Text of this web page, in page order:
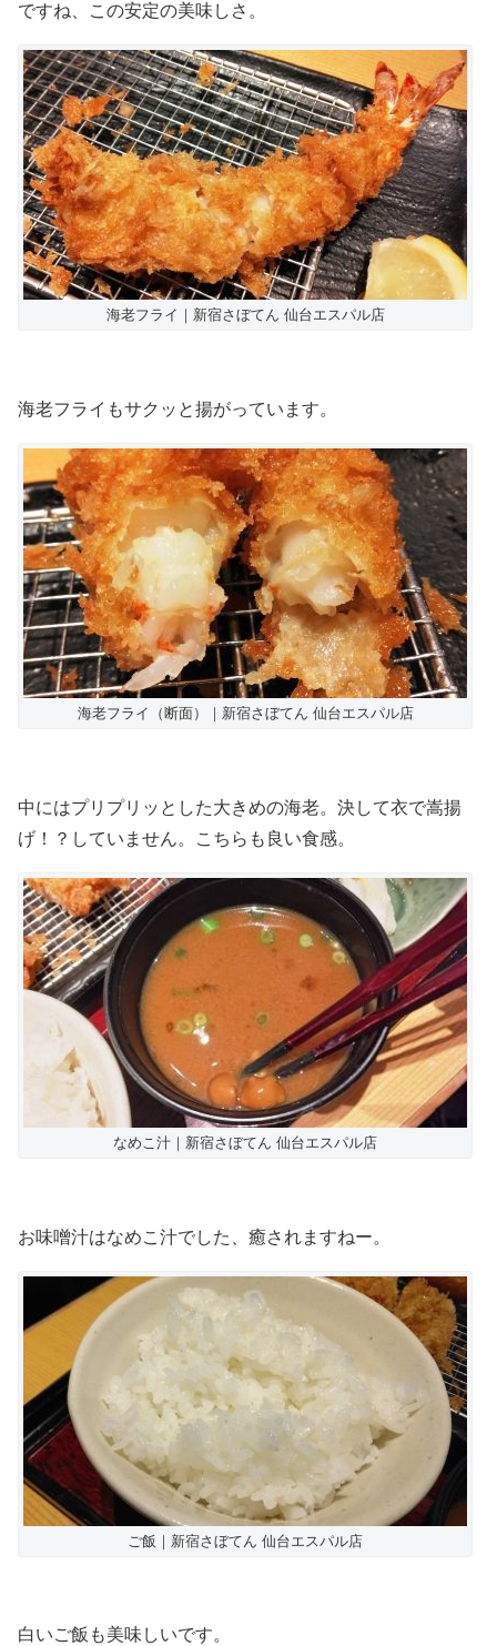
ですね、この安定の美味しさ。
海老フライ｜新宿さぼてん 仙台エスパル店
海老フライもサクッと揚がっています。
海老フライ（断面）｜新宿さぼてん 仙台エスパル店
中にはプリプリッとした大きめの海老。決して衣で嵩揚
げ！？していません。こちらも良い食感。
なめこ汁｜新宿さぼてん 仙台エスパル店
お味噌汁はなめこ汁でした、癒されますねー。
ご飯｜新宿さぼてん 仙台エスパル店
白いご飯も美味しいです。